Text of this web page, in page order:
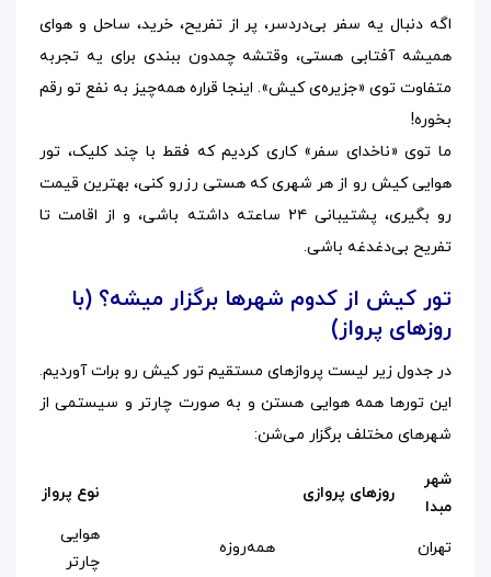
اگه دنبال یه سفر بی‌دردسر، پر از تفریح، خرید، ساحل و هوای
همیشه آفتابی هستی، وقتشه چمدون ببندی برای یه تجربه
متفاوت توی «جزیره‌ی کیش». اینجا قراره همه‌چیز به نفع تو رقم
بخوره!
ما توی «ناخدای سفر» کاری کردیم که فقط با چند کلیک، تور
هوایی کیش رو از هر شهری که هستی رزرو کنی، بهترین قیمت
رو بگیری، پشتیبانی ۲۴ ساعته داشته باشی، و از اقامت تا
تفریح بی‌دغدغه باشی.
تور کیش از کدوم شهرها برگزار میشه؟ (با
روزهای پرواز)
در جدول زیر لیست پروازهای مستقیم تور کیش رو برات آوردیم.
این تورها همه هوایی هستن و به صورت چارتر و سیستمی از
شهرهای مختلف برگزار می‌شن:
شهر
مبدا
روزهای پروازی نوع پرواز
تهران همه‌روزه
هوایی
چارتر